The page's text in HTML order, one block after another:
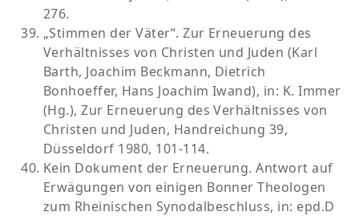
276.
„Stimmen der Väter“. Zur Erneuerung des
Verhältnisses von Christen und Juden (Karl
Barth, Joachim Beckmann, Dietrich
Bonhoeffer, Hans Joachim Iwand), in: K. Immer
(Hg.), Zur Erneuerung des Verhältnisses von
Christen und Juden, Handreichung 39,
Düsseldorf 1980, 101-114.
Kein Dokument der Erneuerung. Antwort auf
Erwägungen von einigen Bonner Theologen
zum Rheinischen Synodalbeschluss, in: epd.D